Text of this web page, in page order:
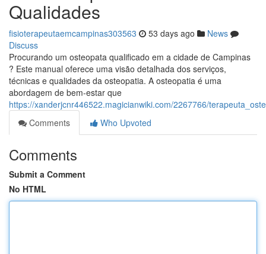
Qualidades
fisioterapeutaemcampinas303563 53 days ago
News
Discuss
Procurando um osteopata qualificado em a cidade de Campinas
? Este manual oferece uma visão detalhada dos serviços,
técnicas e qualidades da osteopatia. A osteopatia é uma
abordagem de bem-estar que
https://xanderjcnr446522.magicianwiki.com/2267766/
Comments
Who Upvoted
Comments
Submit a Comment
No HTML